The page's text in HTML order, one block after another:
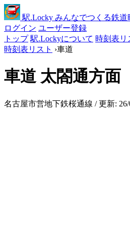
駅.Locky みんなでつくる鉄道
ログイン ユーザー登録
トップ 駅.Lockyについて 時刻表リ
時刻表リスト ›車道
車道 太閤通方面
名古屋市営地下鉄桜通線 / 更新: 26/